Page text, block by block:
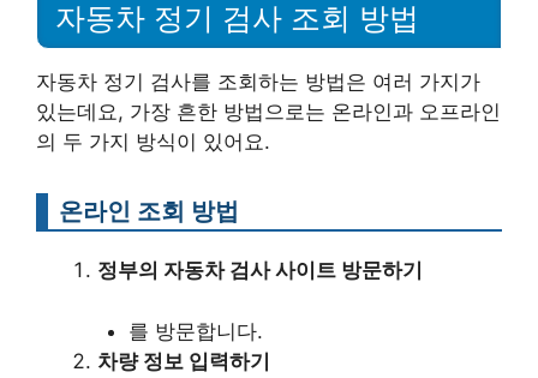
자동차 정기 검사 조회 방법
자동차 정기 검사를 조회하는 방법은 여러 가지가
있는데요, 가장 흔한 방법으로는 온라인과 오프라인
의 두 가지 방식이 있어요.
온라인 조회 방법
정부의 자동차 검사 사이트 방문하기
를 방문합니다.
차량 정보 입력하기